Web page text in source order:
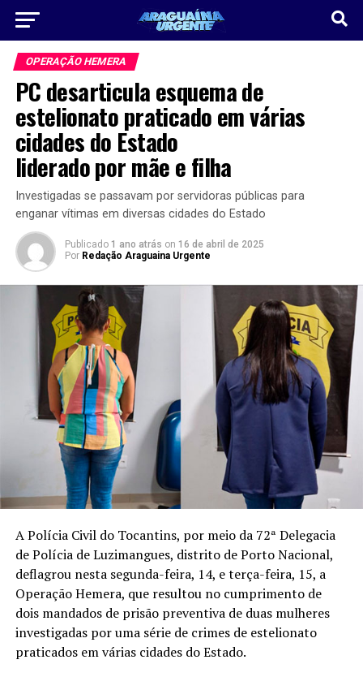
OPERAÇÃO HEMERA
PC desarticula esquema de
estelionato praticado em várias
cidades do Estado
liderado por mãe e filha
Investigadas se passavam por servidoras públicas para
enganar vítimas em diversas cidades do Estado
Publicado 1 ano atrás on 16 de abril de 2025
Por Redação Araguaina Urgente
A Polícia Civil do Tocantins, por meio da 72ª Delegacia
de Polícia de Luzimangues, distrito de Porto Nacional,
deflagrou nesta segunda-feira, 14, e terça-feira, 15, a
Operação Hemera, que resultou no cumprimento de
dois mandados de prisão preventiva de duas mulheres
investigadas por uma série de crimes de estelionato
praticados em várias cidades do Estado.